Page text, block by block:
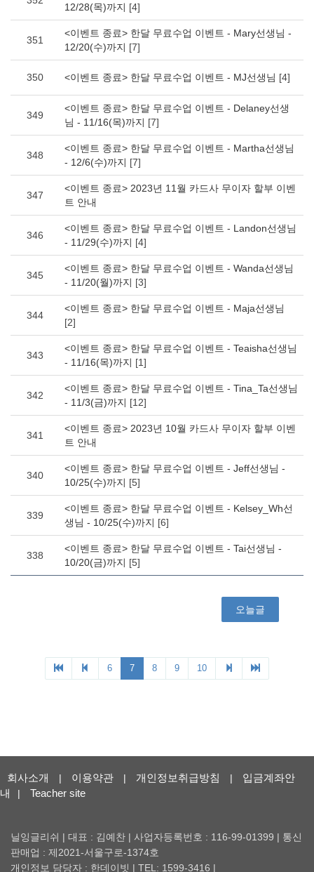
회사소개 | 이용약관 | 개인정보취급방침 |
입금계좌안
내
| Teacher site
닐잉글리쉬 | 대표 : 김예찬 | 사업자등록번호 : 116-99-01399 | 통신
판매업 : 제2021-서울구로-1374호
개인정보 담당자 : 한데이빗 | TEL: 1599-3416 |